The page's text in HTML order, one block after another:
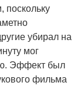
убирал на
мог
Эффект был
фильма